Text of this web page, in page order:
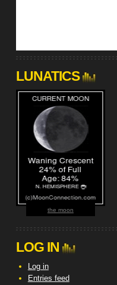
LUNATICS
the moon
LOG IN
Log in
Entries feed